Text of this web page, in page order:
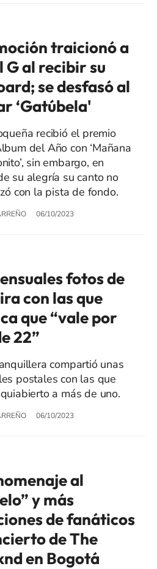
traicionó a
G al recibir su
se desfasó al
‘Gatúbela'
recibió el premio
del Año con ‘Mañana
sin embargo, en
su alegría su canto no
con la pista de fondo.
06/10/2023
fotos de
con las que
que “vale por
22”
compartió unas
postales con las que
a más de uno.
06/10/2023
al
y más
de fanáticos
de The
en Bogotá